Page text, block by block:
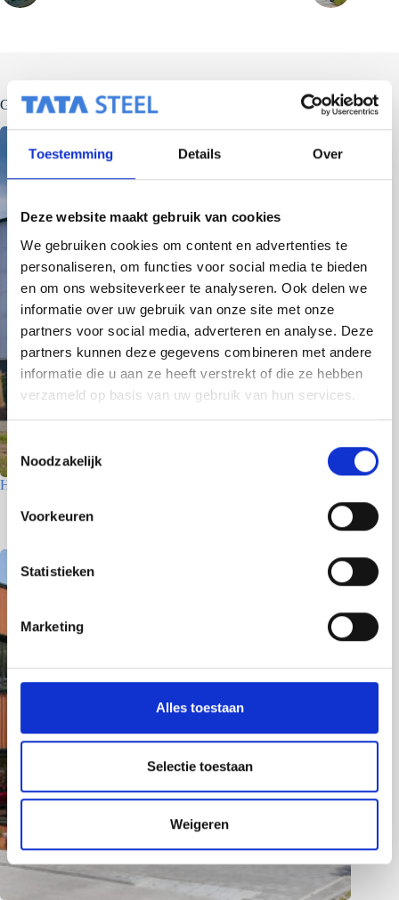
Toestemming Details Over
Deze website maakt gebruik van cookies
We gebruiken cookies om content en advertenties te
personaliseren, om functies voor social media te bieden
en om ons websiteverkeer te analyseren. Ook delen we
informatie over uw gebruik van onze site met onze
partners voor social media, adverteren en analyse. Deze
partners kunnen deze gegevens combineren met andere
informatie die u aan ze heeft verstrekt of die ze hebben
verzameld op basis van uw gebruik van hun services.
T
o
e
e
m
n
s
s
c
t
i
e
Noodzakelijk
Voorkeuren
Statistieken
Marketing
Alles toestaan
Selectie toestaan
Weigeren
Gerelateerde berichten
Houtfabriek – Utrecht
7 juli 2026